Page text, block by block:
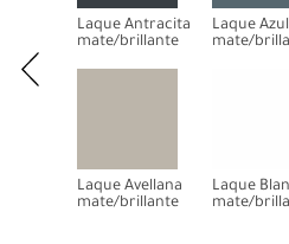
Laque Antracita
mate/brillante
Laque Avellana
mate/brillante
Laque
mate/
Laque
mate/